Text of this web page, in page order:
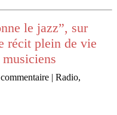
le jazz”, sur
récit plein de vie
| Radio,